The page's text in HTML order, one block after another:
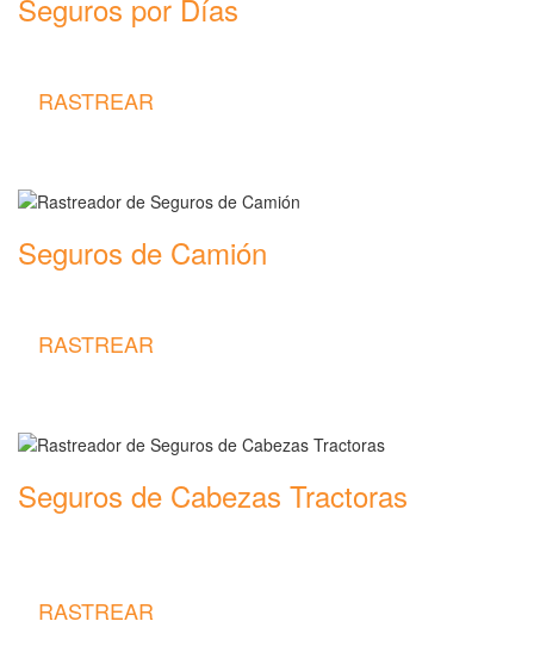
Seguros por Días
RASTREAR
Seguros de Camión
RASTREAR
Seguros de Cabezas Tractoras
RASTREAR